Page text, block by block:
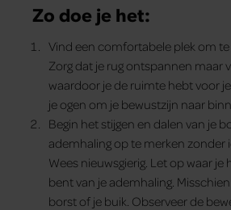
Zo doe je het:
Vind een comfortabele plek om te
Zorg dat je rug ontspannen maar
waardoor je de ruimte hebt voor
je ogen om je bewustzijn naar
Begin het stijgen en dalen van je
ademhaling op te merken zonder
Wees nieuwsgierig. Let op waar
bent van je ademhaling.
borst of je buik. Observeer de